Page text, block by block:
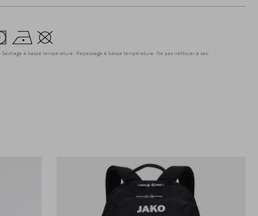
Séchage à basse température Repassage à basse température Ne pas nettoyer à sec